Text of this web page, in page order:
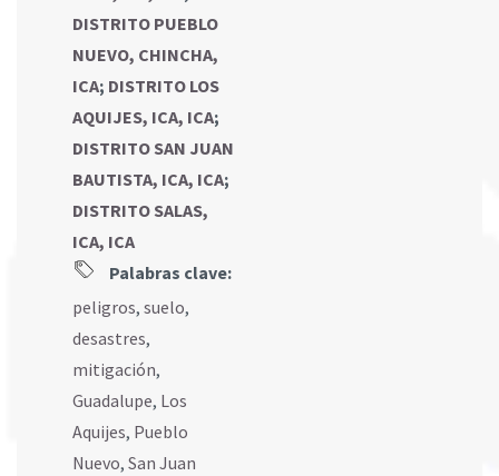
DISTRITO PUEBLO
NUEVO, CHINCHA,
ICA; DISTRITO LOS
AQUIJES, ICA, ICA;
DISTRITO SAN JUAN
BAUTISTA, ICA, ICA;
DISTRITO SALAS,
ICA, ICA
Palabras clave:
peligros, suelo,
desastres,
mitigación,
Guadalupe, Los
Aquijes, Pueblo
Nuevo, San Juan